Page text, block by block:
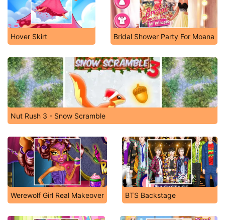
Hover Skirt Bridal Shower Party For Moana
Nut Rush 3 - Snow Scramble
Werewolf Girl Real Makeover BTS Backstage